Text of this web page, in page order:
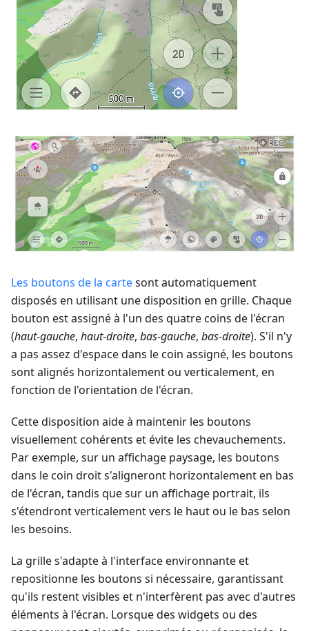
Les boutons de la cartesont automatiquement
disposés en utilisant une disposition en grille. Chaque
bouton est assigné à l'un des quatre coins de l'écran
(haut-gauche, haut-droite, bas-gauche, bas-droite). S'il n'y
a pas assez d'espace dans le coin assigné, les boutons
sont alignés horizontalement ou verticalement, en
fonction de l'orientation de l'écran.
Cette disposition aide à maintenir les boutons
visuellement cohérents et évite les chevauchements.
Par exemple, sur un affichage paysage, les boutons
dans le coin droit s'aligneront horizontalement en bas
de l'écran, tandis que sur un affichage portrait, ils
s'étendront verticalement vers le haut ou le bas selon
les besoins.
La grille s'adapte à l'interface environnante et
repositionne les boutons si nécessaire, garantissant
qu'ils restent visibles et n'interfèrent pas avec d'autres
éléments à l'écran. Lorsque des widgets ou des